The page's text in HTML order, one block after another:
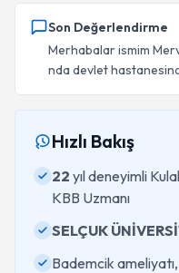
Son Değerlendirme
Merhabalar ismim
nda devlet
Hızlı Bakış
22 yıl deneyimli
KBB Uzmanı
SELÇUK
Bademcik